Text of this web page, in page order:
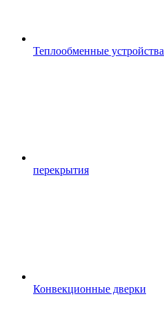
Теплообменные устройства
перекрытия
Конвекционные дверки